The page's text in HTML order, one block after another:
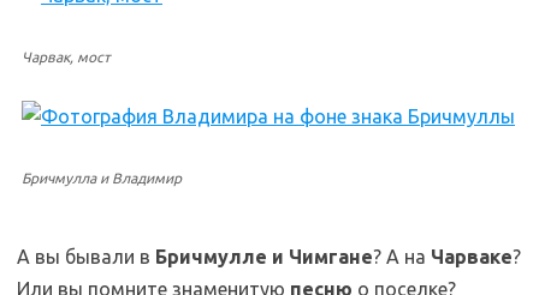
Чарвак, мост
Бричмулла и Владимир
А вы бывали в Бричмулле и Чимгане? А на Чарваке?
Или вы помните знаменитую песню о поселке?